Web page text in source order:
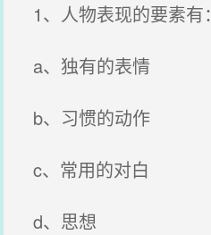
1、人物表现的要素有：
a、独有的表情
b、习惯的动作
c、常用的对白
d、思想